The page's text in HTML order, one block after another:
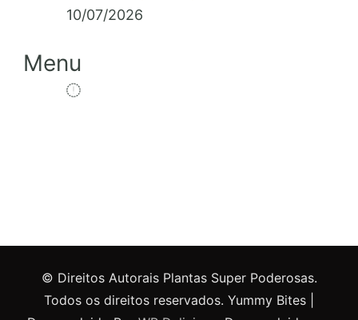
10/07/2026
Menu
© Direitos Autorais Plantas Super Poderosas.
Todos os direitos reservados. Yummy Bites |